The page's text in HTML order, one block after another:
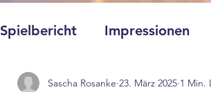
Spielbericht Impressionen
Sascha Rosanke 23. März 2025 1 Min.